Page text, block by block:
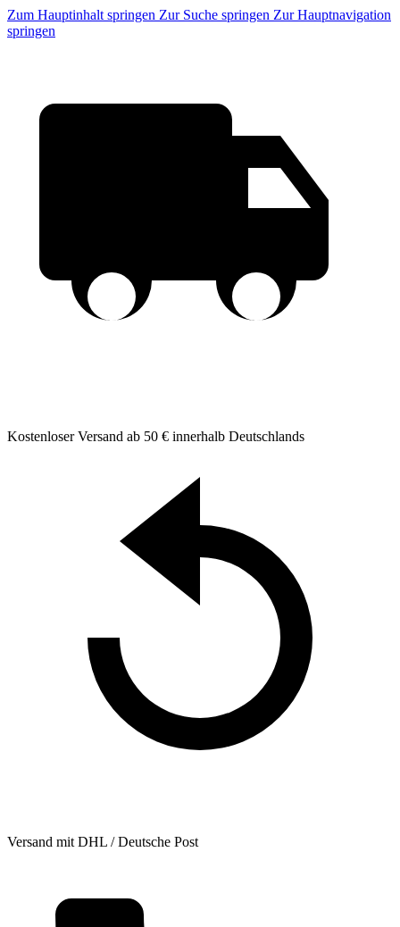
Zum Hauptinhalt springen Zur Suche springen Zur Hauptnavigation
springen
Kostenloser Versand ab 50 € innerhalb Deutschlands
Versand mit DHL / Deutsche Post